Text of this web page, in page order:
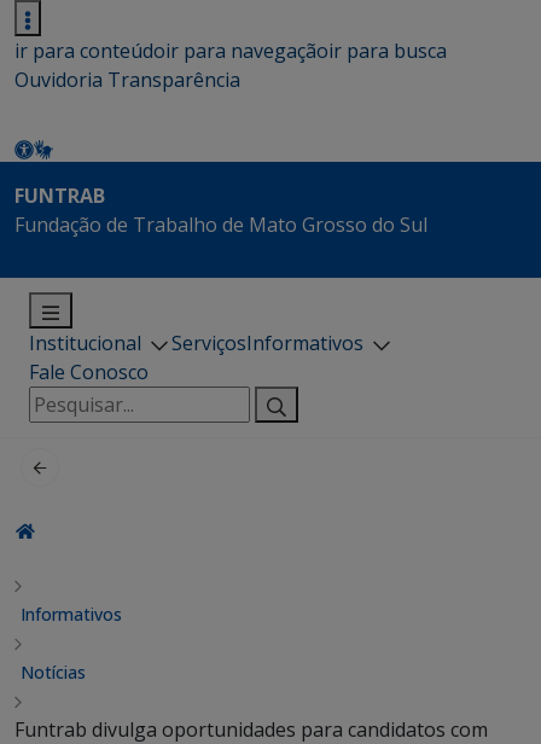
ir para conteúdoir para navegaçãoir para busca
Ouvidoria Transparência
FUNTRAB
Fundação de Trabalho de Mato Grosso do Sul
Institucional ServiçosInformativos
Fale Conosco
Pesquisar
por:
Informativos
Notícias
Funtrab divulga oportunidades para candidatos com